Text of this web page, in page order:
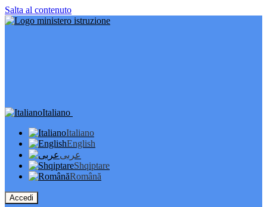
Salta al contenuto
Italiano
Italiano
English
عربى
Shqiptare
Română
Accedi